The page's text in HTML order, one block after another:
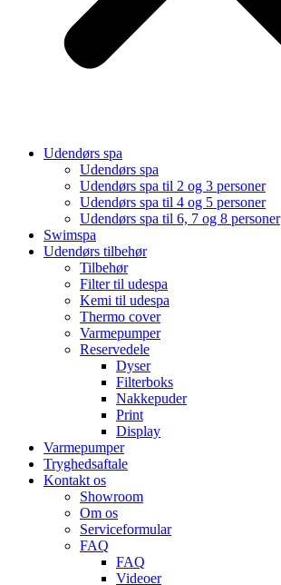
Udendørs spa
Udendørs spa
Udendørs spa til 2 og 3 personer
Udendørs spa til 4 og 5 personer
Udendørs spa til 6, 7 og 8 personer
Swimspa
Udendørs tilbehør
Tilbehør
Filter til udespa
Kemi til udespa
Thermo cover
Varmepumper
Reservedele
Dyser
Filterboks
Nakkepuder
Print
Display
Varmepumper
Tryghedsaftale
Kontakt os
Showroom
Om os
Serviceformular
FAQ
FAQ
Videoer